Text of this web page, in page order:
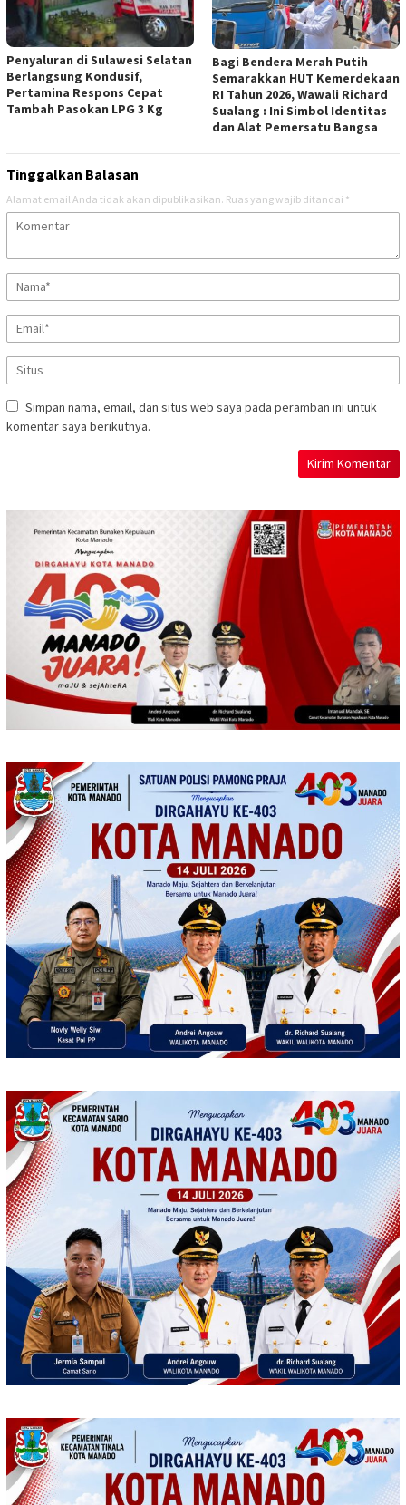
Penyaluran di Sulawesi Selatan
Berlangsung Kondusif,
Pertamina Respons Cepat
Tambah Pasokan LPG 3 Kg
Bagi Bendera Merah Putih
Semarakkan HUT Kemerdekaan
RI Tahun 2026, Wawali Richard
Sualang : Ini Simbol Identitas
dan Alat Pemersatu Bangsa
Tinggalkan Balasan
Alamat email Anda tidak akan dipublikasikan. Ruas yang wajib ditandai *
Simpan nama, email, dan situs web saya pada peramban ini untuk
komentar saya berikutnya.